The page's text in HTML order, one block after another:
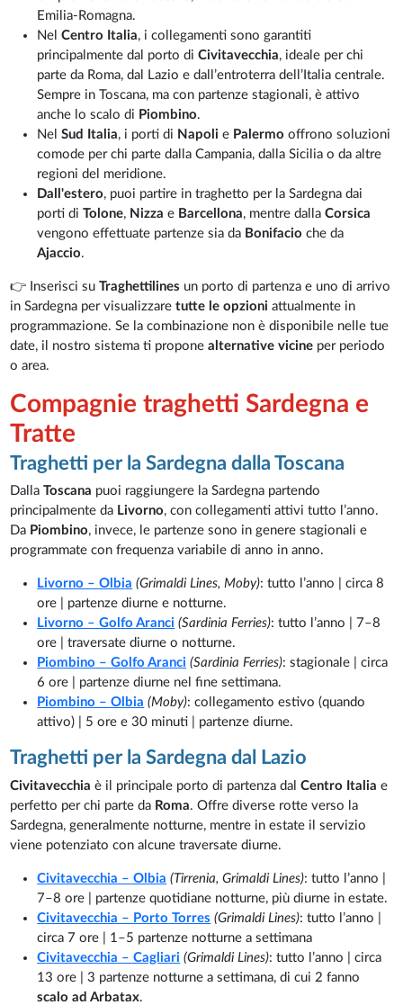
Emilia-Romagna.
NelCentro Italia, i collegamenti sono garantiti
principalmente dal porto diCivitavecchia, ideale per chi
parte da Roma, dal Lazio e dall’entroterra dell’Italia centrale.
Sempre in Toscana, ma con partenze stagionali, è attivo
anche lo scalo di Piombino.
NelSud Italia, i porti di Napoli e Palermo offrono soluzioni
comode per chi parte dalla Campania, dalla Sicilia o da altre
regioni del meridione.
Dall'estero, puoi partire in traghetto per la Sardegna dai
porti diTolone, Nizza e Barcellona, mentre dallaCorsica
vengono effettuate partenze sia da Bonifacio che da
Ajaccio.
👉 Inserisci suTraghettilines un porto di partenza e uno di arrivo
in Sardegna per visualizzaretutte le opzioni attualmente in
programmazione. Se la combinazione non è disponibile nelle tue
date, il nostro sistema ti proponealternative vicine per periodo
o area.
Compagnie traghetti Sardegna e
Tratte
Traghetti per la Sardegna dalla Toscana
DallaToscana puoi raggiungere la Sardegna partendo
principalmente da Livorno, con collegamenti attivi tutto l’anno.
Da Piombino, invece, le partenze sono in genere stagionali e
programmate con frequenza variabile di anno in anno.
Livorno – Olbia (Grimaldi Lines, Moby): tutto l’anno | circa 8
ore | partenze diurne e notturne.
Livorno – Golfo Aranci (Sardinia Ferries): tutto l’anno | 7–8
ore | traversate diurne o notturne.
Piombino – Golfo Aranci (Sardinia Ferries): stagionale | circa
6 ore | partenze diurne nel fine settimana.
Piombino – Olbia (Moby): collegamento estivo (quando
attivo) | 5 ore e 30 minuti | partenze diurne.
Traghetti per la Sardegna dal Lazio
Civitavecchia è il principale porto di partenza dalCentro Italia e
perfetto per chi parte da Roma. Offre diverse rotte verso la
Sardegna, generalmente notturne, mentre in estate il servizio
viene potenziato con alcune traversate diurne.
Civitavecchia – Olbia (Tirrenia, Grimaldi Lines): tutto l’anno |
7–8 ore | partenze quotidiane notturne, più diurne in estate.
Civitavecchia – Porto Torres (Grimaldi Lines): tutto l’anno |
circa 7 ore | 1–5 partenze notturne a settimana
Civitavecchia – Cagliari (Grimaldi Lines): tutto l’anno | circa
13 ore | 3 partenze notturne a settimana, di cui 2 fanno
scalo ad Arbatax.